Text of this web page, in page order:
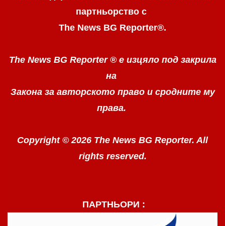
партньорство с
The News BG Reporter®.
The News BG Reporter ® е изцяло под закрила
на
Закона за авторското право и сродните му
права.
Copyright © 2026 The News BG Reporter. All
rights reserved.
ПАРТНЬОРИ :